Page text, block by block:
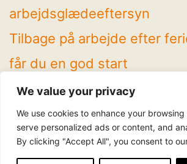
We value your privacy
We use cookies to enhance your
serve personalized ads or content, and
By clicking "Accept All", you consent to
arbejdsglædeeftersyn
Tilbage på arbejde efter
får du en god start
4 spændende temaer på
Live! 2026
Følg os